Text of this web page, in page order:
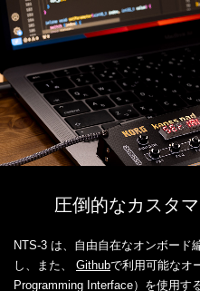
圧倒的なカスタ
NTS-3 は、自由自在なオンボード
し、また、 Githubで利用可能なオ
Programming Interface）を使用す